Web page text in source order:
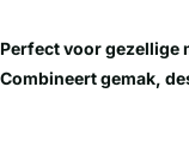
Perfect voor gezellige
Combineert gemak,